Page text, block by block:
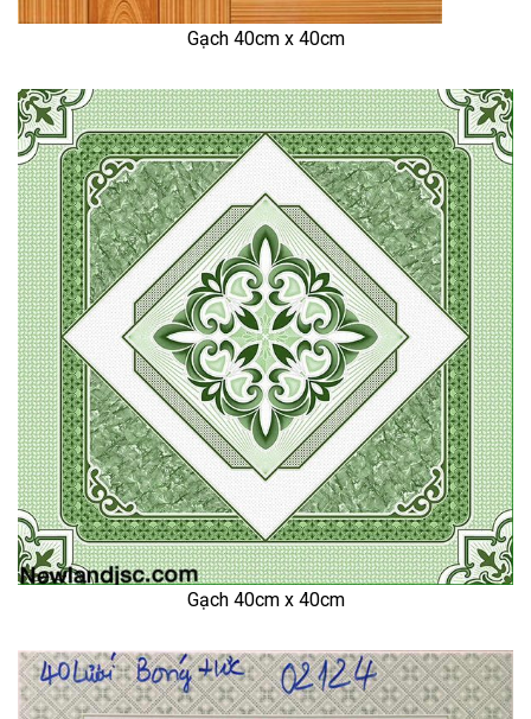
Gạch 40cm x 40cm
Gạch 40cm x 40cm